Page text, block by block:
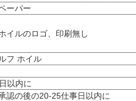
ーパー
イルのロゴ、印刷無し
フ ホイル
以内に
認の後の20-25仕事日以内に